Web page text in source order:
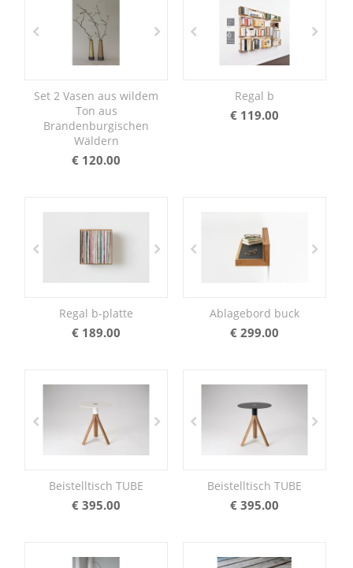
Set 2 Vasen aus wildem
Ton aus
Brandenburgischen
Wäldern
€ 120.00
Regal b
€ 119.00
Regal b-platte
€ 189.00
Ablagebord buck
€ 299.00
Beistelltisch TUBE
€ 395.00
Beistelltisch TUBE
€ 395.00